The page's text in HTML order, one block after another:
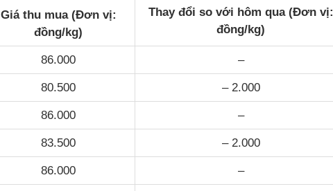
Giá thu mua (Đơn vị:
đồng/kg)
Thay đổi so với hôm qua (Đơn vị:
đồng/kg)
86.000 –
80.500 – 2.000
86.000 –
83.500 – 2.000
86.000 –